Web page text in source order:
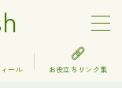
ール お役立ちリンク集